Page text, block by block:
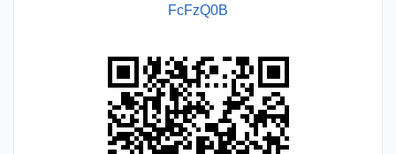
FcFzQ0B